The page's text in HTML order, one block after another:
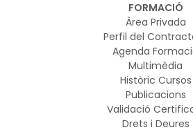
FORMACIÓ
Àrea Privada
Perfil del
Agenda
Multimèdia
Històric Cursos
Publicacions
Validació
Drets i Deures